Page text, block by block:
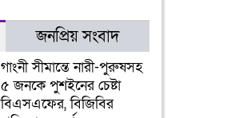
জনপ্রিয় সংবাদ
গাংনী সীমান্তে নারী-পুরুষসহ
৫ জনকে পুশইনের চেষ্টা
বিএসএফের, বিজিবির